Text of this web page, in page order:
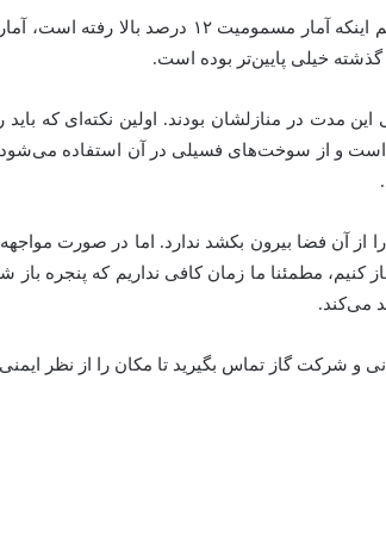
خیلی پایین‌تر بوده است.
مسئله اذعان داشت: ۸۸ درصد مسمومین ما طی این مدت در منازلشان
است و از سوخت‌های فسیلی در آن استفاده
آن فضا بیرون بکشد ندارد. اما در صورت مواجهه
مطمئنا ما زمان کافی نداریم که پنجره
می‌کند.
و شرکت گاز تماس بگیرید تا مکان را از نظر